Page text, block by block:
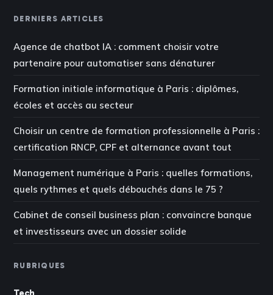
DERNIERS ARTICLES
Agence de chatbot IA : comment choisir votre
partenaire pour automatiser sans dénaturer
Formation initiale informatique à Paris : diplômes,
écoles et accès au secteur
Choisir un centre de formation professionnelle à Paris :
certification RNCP, CPF et alternance avant tout
Management numérique à Paris : quelles formations,
quels rythmes et quels débouchés dans le 75 ?
Cabinet de conseil business plan : convaincre banque
et investisseurs avec un dossier solide
RUBRIQUES